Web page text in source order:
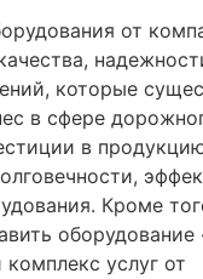
от
которые
в сфере
в
Кроме
услуг от